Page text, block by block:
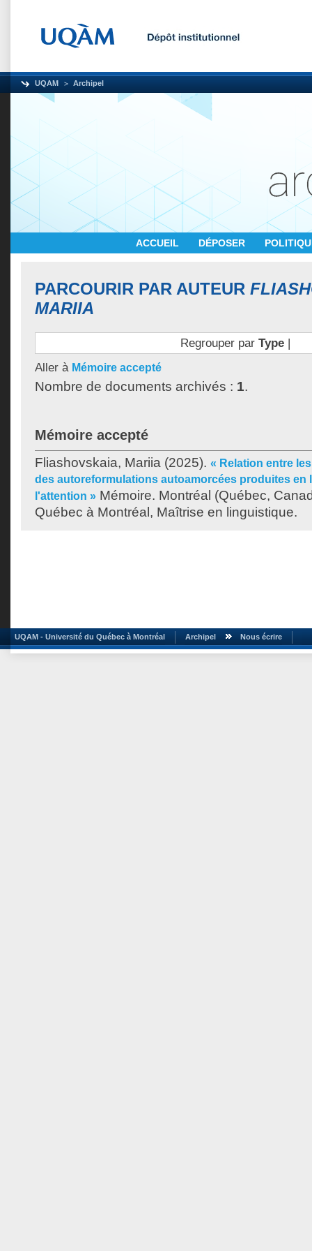
UQAM Archipel
ACCUEIL DÉPOSER
PARCOURIR PAR AUTEUR
MARIIA
Regrouper par Type|
Aller à Mémoire accepté
Nombre de documents archivés : 1.
Mémoire accepté
Fliashovskaia, Mariia (2025). « Relation entre
des autoreformulations autoamorcées produites en
l'attention » Mémoire. Montréal (Québec,
Québec à Montréal, Maîtrise en linguistique.
UQAM - Université du Québec à Montréal Archipel Nous écrire